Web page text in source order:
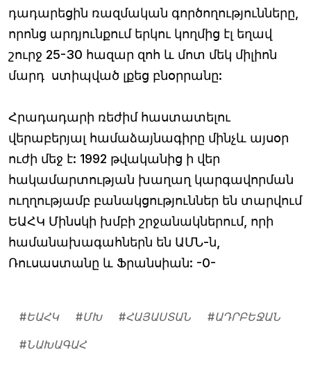
դադարեցին ռազմական գործողությունները,
որոնց արդյունքում երկու կողմից էլ եղավ
շուրջ 25-30 հազար զոհ և մոտ մեկ միլիոն
մարդ ստիպված լքեց բնօրրանը:
Հրադադարի ռեժիմ հաստատելու
վերաբերյալ համաձայնագիրը մինչև այսօր
ուժի մեջ է: 1992 թվականից ի վեր
հակամարտության խաղաղ կարգավորման
ուղղությամբ բանակցություններ են տարվում
ԵԱՀԿ Մինսկի խմբի շրջանակներում, որի
համանախագահներն են ԱՄՆ-ն,
Ռուսաստանը և Ֆրանսիան: -0-
#ԵԱՀԿ #ՄԽ #ՀԱՅԱՍՏԱՆ #ԱԴՐԲԵՋԱՆ
#ՆԱԽԱԳԱՀ